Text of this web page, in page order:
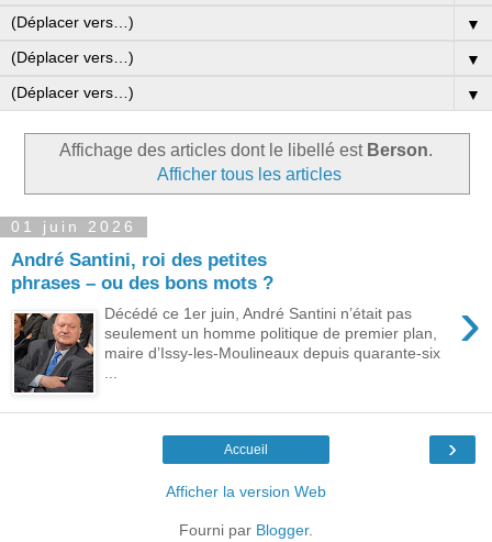
▼
▼
▼
Affichage des articles dont le libellé est Berson.
Afficher tous les articles
01 juin 2026
André Santini, roi des petites
phrases – ou des bons mots ?
›
Décédé ce 1er juin, André Santini n’était pas
seulement un homme politique de premier plan,
maire d’Issy-les-Moulineaux depuis quarante-six
›
Accueil
Afficher la version Web
Fourni par Blogger.